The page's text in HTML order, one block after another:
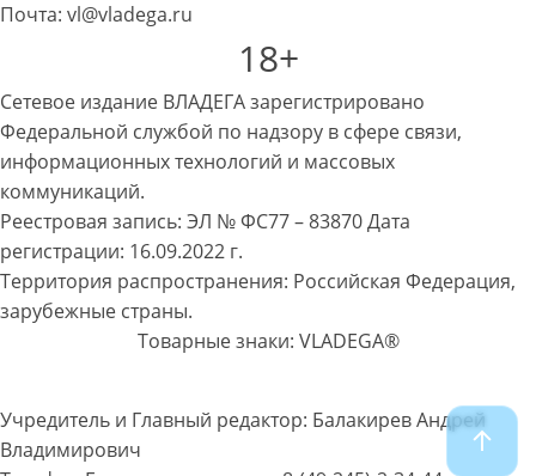
Почта: vl@vladega.ru
18+
Сетевое издание ВЛАДЕГА зарегистрировано
Федеральной службой по надзору в сфере связи,
информационных технологий и массовых
коммуникаций.
Реестровая запись: ЭЛ № ФС77 – 83870 Дата
регистрации: 16.09.2022 г.
Территория распространения: Российская Федерация,
зарубежные страны.
Товарные знаки: VLADEGA®
Учредитель и Главный редактор: Балакирев Андрей
Владимирович